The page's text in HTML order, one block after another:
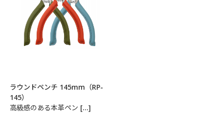
ラウンドペンチ 145mm（RP-
145）
高級感のある本革ペン […]